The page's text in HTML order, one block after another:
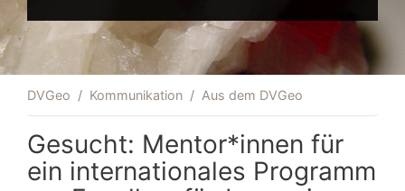
DVGeo Kommunikation Aus dem DVGeo
Gesucht: Mentor*innen für
ein internationales Programm